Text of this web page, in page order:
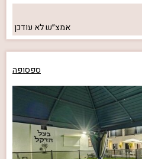
אמצ״שלא עודכן
ספסופה